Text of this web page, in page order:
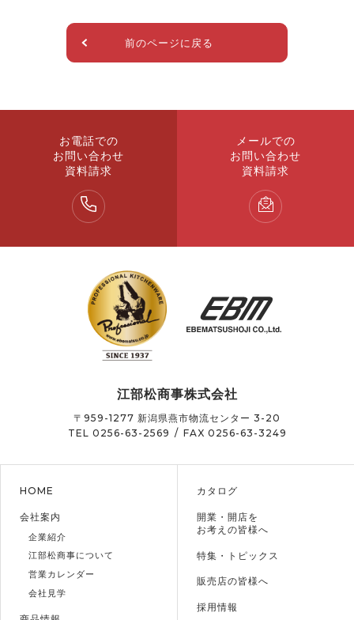
前のページに戻る
お電話での
お問い合わせ
資料請求
メールでの
お問い合わせ
資料請求
江部松商事株式会社
〒959-1277 新潟県燕市物流センター 3-20
TEL 0256-63-2569 / FAX 0256-63-3249
HOME
会社案内
企業紹介
江部松商事について
営業カレンダー
会社見学
カタログ
開業・開店を
お考えの皆様へ
特集・トピックス
販売店の皆様へ
採用情報